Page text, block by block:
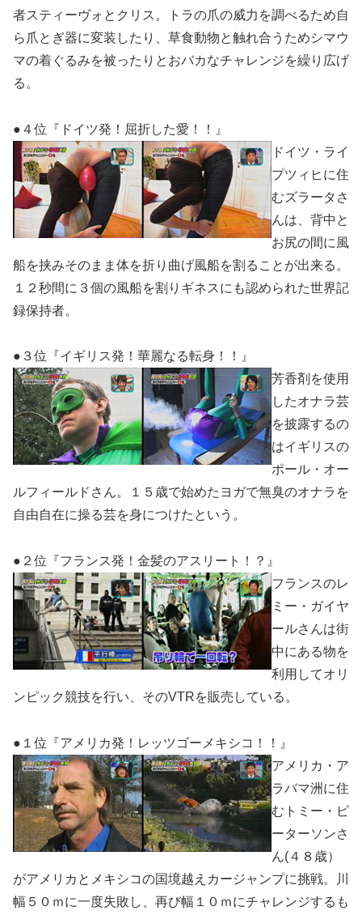
者スティーヴォとクリス。トラの爪の威力を調べるため自
ら爪とぎ器に変装したり、草食動物と触れ合うためシマウ
マの着ぐるみを被ったりとおバカなチャレンジを繰り広げ
る。
●４位『ドイツ発！屈折した愛！！』
ドイツ・ライ
プツィヒに住
むズラータさ
んは、背中と
お尻の間に風
船を挟みそのまま体を折り曲げ風船を割ることが出来る。
１２秒間に３個の風船を割りギネスにも認められた世界記
録保持者。
●３位『イギリス発！華麗なる転身！！』
芳香剤を使用
したオナラ芸
を披露するの
はイギリスの
ポール・オー
ルフィールドさん。１５歳で始めたヨガで無臭のオナラを
自由自在に操る芸を身につけたという。
●２位『フランス発！金髪のアスリート！？』
フランスのレ
ミー・ガイヤ
ールさんは街
中にある物を
利用してオリ
ンピック競技を行い、そのVTRを販売している。
●１位『アメリカ発！レッツゴーメキシコ！！』
アメリカ・ア
ラバマ洲に住
むトミー・ピ
ーターソンさ
ん(４８歳）
がアメリカとメキシコの国境越えカージャンプに挑戦。川
幅５０ｍに一度失敗し、再び幅１０ｍにチャレンジするも